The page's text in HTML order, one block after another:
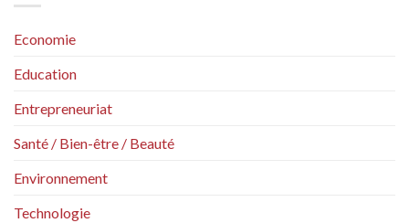
Economie
Education
Entrepreneuriat
Santé / Bien-être / Beauté
Environnement
Technologie